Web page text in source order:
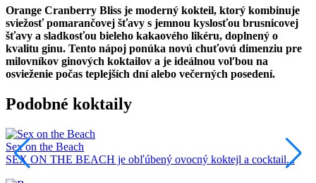
Orange Cranberry Bliss je moderný kokteil, ktorý kombinuje
sviežosť pomarančovej šťavy s jemnou kyslosťou brusnicovej
šťavy a sladkosťou bieleho kakaového likéru, doplnený o
kvalitu ginu. Tento nápoj ponúka novú chuťovú dimenziu pre
milovníkov ginových koktailov a je ideálnou voľbou na
osvieženie počas teplejších dní alebo večerných posedení.
Podobné koktaily
Sex on the Beach
SEX ON THE BEACH je obľúbený ovocný koktejl a cocktail...